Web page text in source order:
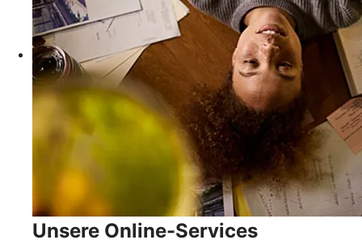
Unsere Online-Services